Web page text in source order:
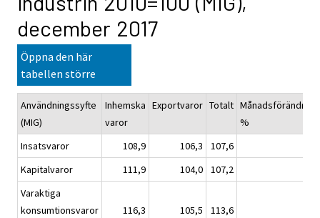
december 2017
Öppna den här
tabellen större
Användningssyfte
(MIG)
Inhemska
varor
Exportvaror Totalt Månadsförändring,
%
Insatsvaror
108,9 106,3 107,6
Kapitalvaror
111,9 104,0 107,2
Varaktiga
konsumtionsvaror
116,3 105,5 113,6